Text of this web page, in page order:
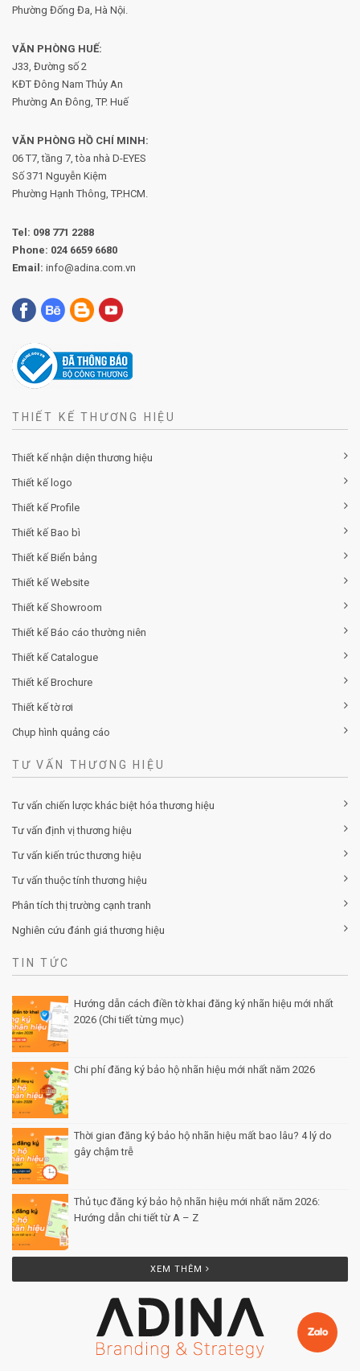
Phường Đống Đa, Hà Nội.
VĂN PHÒNG HUẾ:
J33, Đường số 2
KĐT Đông Nam Thủy An
Phường An Đông, TP. Huế
VĂN PHÒNG HỒ CHÍ MINH:
06 T7, tầng 7, tòa nhà D-EYES
Số 371 Nguyễn Kiệm
Phường Hạnh Thông, TP.HCM.
Tel: 098 771 2288
Phone: 024 6659 6680
Email: info@adina.com.vn
THIẾT KẾ THƯƠNG HIỆU
Thiết kế nhận diện thương hiệu
Thiết kế logo
Thiết kế Profile
Thiết kế Bao bì
Thiết kế Biển bảng
Thiết kế Website
Thiết kế Showroom
Thiết kế Báo cáo thường niên
Thiết kế Catalogue
Thiết kế Brochure
Thiết kế tờ rơi
Chụp hình quảng cáo
TƯ VẤN THƯƠNG HIỆU
Tư vấn chiến lược khác biệt hóa thương hiệu
Tư vấn định vị thương hiệu
Tư vấn kiến trúc thương hiệu
Tư vấn thuộc tính thương hiệu
Phân tích thị trường cạnh tranh
Nghiên cứu đánh giá thương hiệu
TIN TỨC
Hướng dẫn cách điền tờ khai đăng ký nhãn hiệu mới nhất
2026 (Chi tiết từng mục)
Chi phí đăng ký bảo hộ nhãn hiệu mới nhất năm 2026
Thời gian đăng ký bảo hộ nhãn hiệu mất bao lâu? 4 lý do
gây chậm trễ
Thủ tục đăng ký bảo hộ nhãn hiệu mới nhất năm 2026:
Hướng dẫn chi tiết từ A – Z
XEM THÊM